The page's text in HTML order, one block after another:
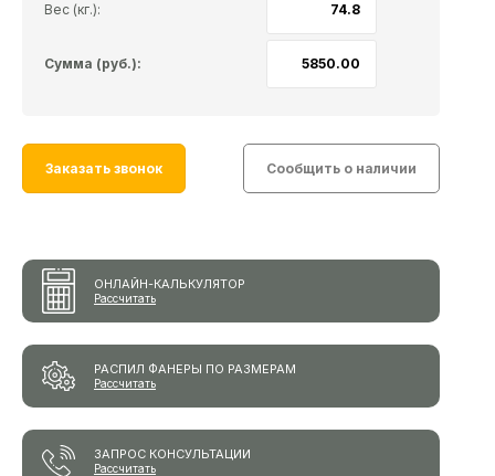
Вес (кг.):
Сумма (руб.):
Заказать звонок Сообщить о наличии
ОНЛАЙН-КАЛЬКУЛЯТОР
Рассчитать
РАСПИЛ ФАНЕРЫ ПО РАЗМЕРАМ
Рассчитать
ЗАПРОС КОНСУЛЬТАЦИИ
Рассчитать